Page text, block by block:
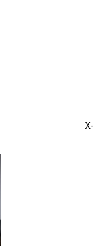
אותו להתעמת בעקיפין עם מושל קליפורניה, כיוון שהצהיר ש-X